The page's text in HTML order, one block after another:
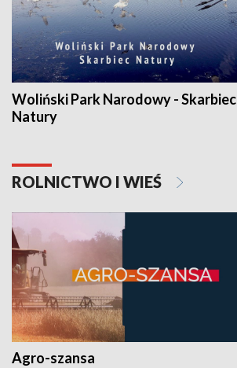
Woliński Park Narodowy - Skarbiec
Natury
ROLNICTWO I WIEŚ
Agro-szansa